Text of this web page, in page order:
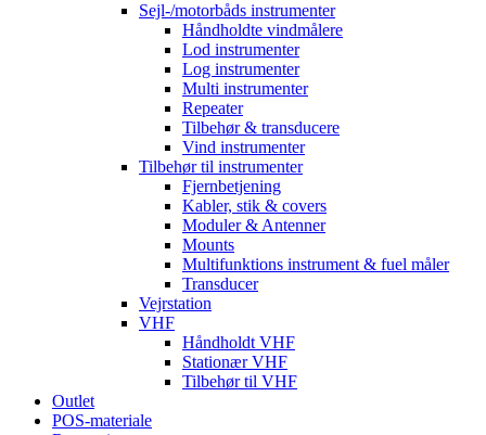
Sejl-/motorbåds instrumenter
Håndholdte vindmålere
Lod instrumenter
Log instrumenter
Multi instrumenter
Repeater
Tilbehør & transducere
Vind instrumenter
Tilbehør til instrumenter
Fjernbetjening
Kabler, stik & covers
Moduler & Antenner
Mounts
Multifunktions instrument & fuel måler
Transducer
Vejrstation
VHF
Håndholdt VHF
Stationær VHF
Tilbehør til VHF
Outlet
POS-materiale